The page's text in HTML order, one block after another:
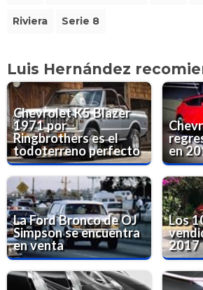
Riviera Serie 8
Luis Hernández
Chevrolet K5 Blazer
1971 por
Ringbrothers es el
todoterreno perfecto
en
La Ford Bronco de OJ
Simpson se encuentra
en venta
Los
2017